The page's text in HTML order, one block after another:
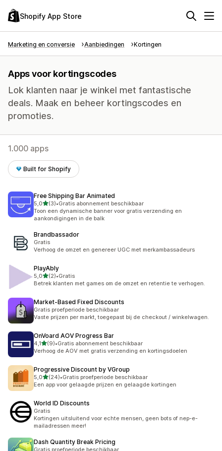
Shopify App Store
Marketing en conversie Aanbiedingen Kortingen
Apps voor kortingscodes
Lok klanten naar je winkel met fantastische
deals. Maak en beheer kortingscodes en
promoties.
1.000 apps
Built for Shopify
Free Shipping Bar Animated
5,0van 5 sterren
(3)
3 recensies in totaal
•Gratis abonnement beschikbaar
Toon een dynamische banner voor gratis verzending en
aankondigingen in de balk
Brandbassador
Gratis
Verhoog de omzet en genereer UGC met merkambassadeurs
PlayAbly
5,0van 5 sterren
(2)
2 recensies in totaal
•Gratis
Betrek klanten met games om de omzet en retentie te verhogen.
Market‑Based Fixed Discounts
Gratis proefperiode beschikbaar
Vaste prijzen per markt, toegepast bij de checkout / winkelwagen.
OnVoard AOV Progress Bar
4,1van 5 sterren
(9)
9 recensies in totaal
•Gratis abonnement beschikbaar
Verhoog de AOV met gratis verzending en kortingsdoelen
Progressive Discount by VGroup
5,0van 5 sterren
(24)
24 recensies in totaal
•Gratis proefperiode beschikbaar
Een app voor gelaagde prijzen en gelaagde kortingen
World ID Discounts
Gratis
Kortingen uitsluitend voor echte mensen, geen bots of nep-e-
mailadressen meer!
Dash Quantity Break Pricing
Gratis proefperiode beschikbaar